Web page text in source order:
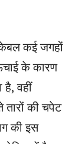
कई जगहों
के कारण
है, वहीं
की चपेट
की इस